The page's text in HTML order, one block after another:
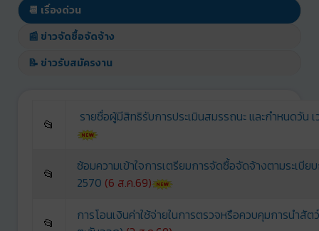
📆 เรื่องด่วน
📰 ข่าวจัดซื้อจัดจ้าง
📝 ข่าวรับสมัครงาน
📂 รายชื่อผู้มีสิทธิรับการประเมินสมรรถนะ และกำหนดวัน
📂
ซ้อมความเข้าใจการเตรียมการจัดซื้อจัดจ้างตามระเ
2570 (6 ส.ค.69)
📂
การโอนเงินค่าใช้จ่ายในการตรวจหรือควบคุมการนำ